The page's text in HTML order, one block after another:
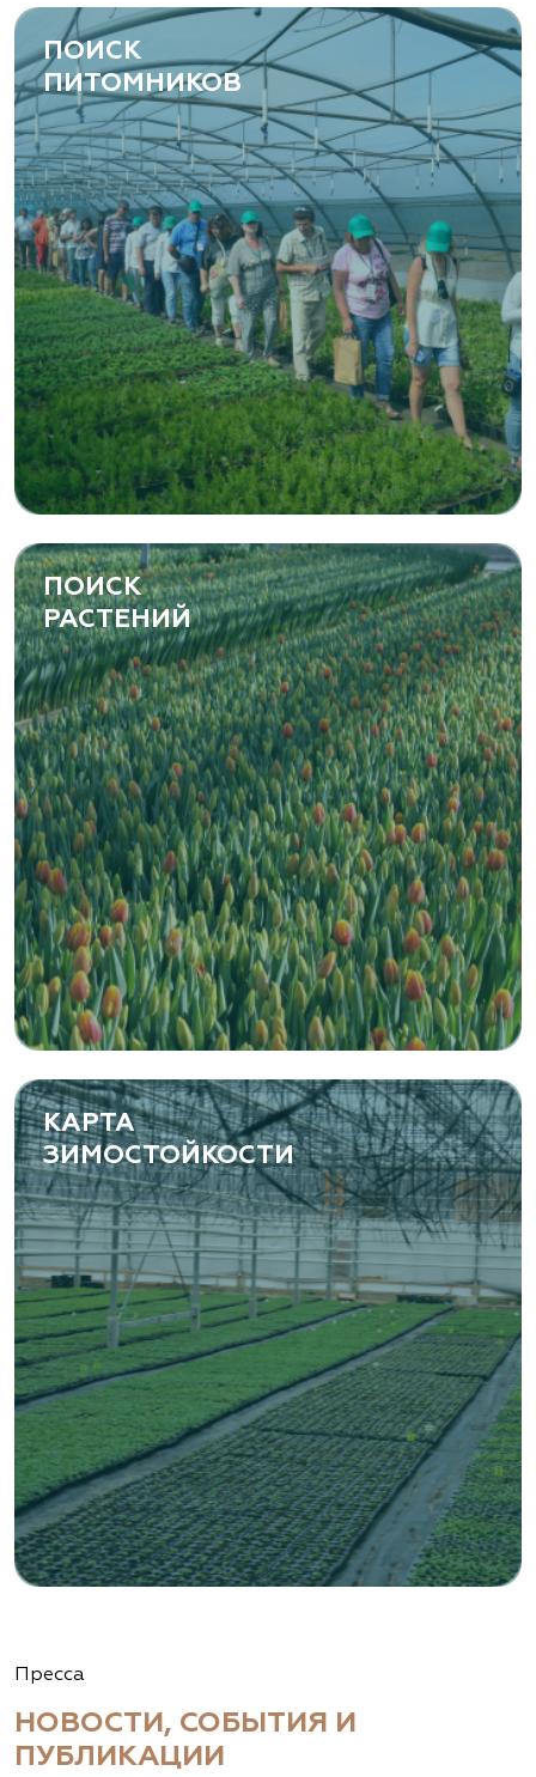
ПОИСК
ПИТОМНИКОВ
ПОИСК
РАСТЕНИЙ
КАРТА
ЗИМОСТОЙКОСТИ
Пресса
НОВОСТИ, СОБЫТИЯ И
ПУБЛИКАЦИИ